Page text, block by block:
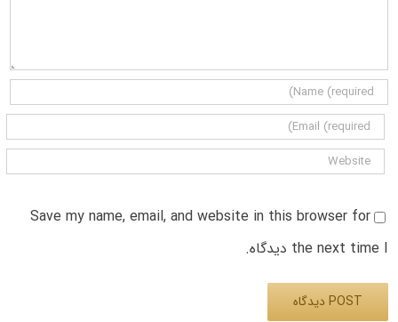
Save my name, email, and website in this browser for
the next time I دیدگاه.